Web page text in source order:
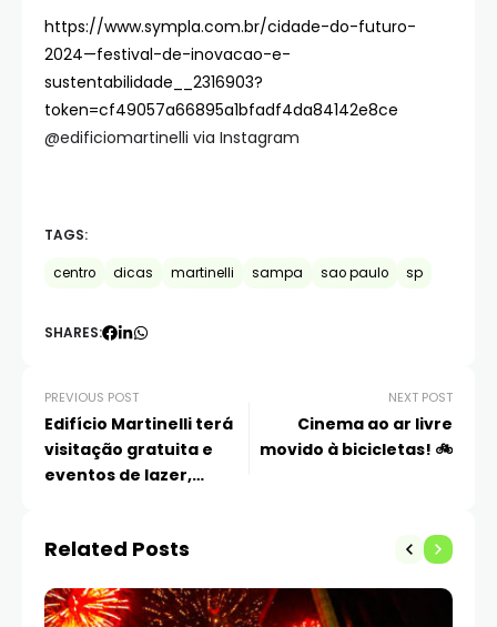
https://www.sympla.com.br/cidade-do-futuro-
2024—festival-de-inovacao-e-
sustentabilidade__2316903?
token=cf49057a66895a1bfadf4da84142e8ce
@edificiomartinelli via Instagram
TAGS:
centro dicas martinelli sampa sao paulo sp
SHARES:
PREVIOUS POST
Edifício Martinelli terá
visitação gratuita e
eventos de lazer,
NEXT POST
Cinema ao ar livre
movido à bicicletas! 🚲
Related Posts